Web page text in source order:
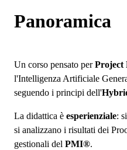
Docenti
Iscrizione
Panoramica
Un corso pensato perProject
l'Intelligenza Artificiale
seguendo i principi dell'
La didattica è esperienziale:
si analizzano i risultati dei
gestionali del PMI®.